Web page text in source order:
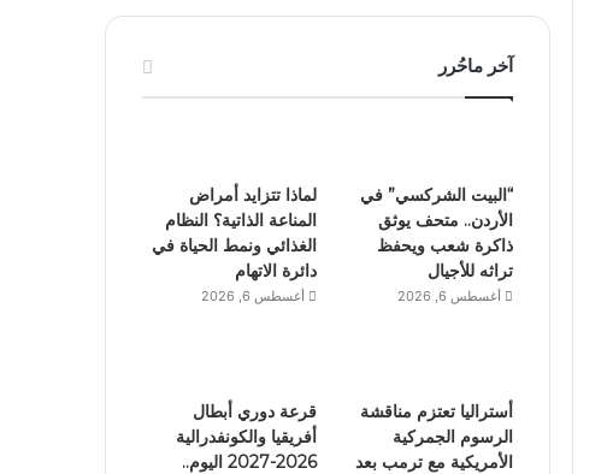
آخر ماحُرر
“البيت الشركسي” في
الأردن.. متحف يوثق
ذاكرة شعب ويحفظ
تراثه للأجيال
أغسطس 6, 2026
لماذا تتزايد أمراض
المناعة الذاتية؟ النظام
الغذائي ونمط الحياة في
دائرة الاتهام
أغسطس 6, 2026
أستراليا تعتزم مناقشة
الرسوم الجمركية
الأمريكية مع ترمب بعد
قرعة دوري أبطال
أفريقيا والكونفدرالية
2026-2027 اليوم..